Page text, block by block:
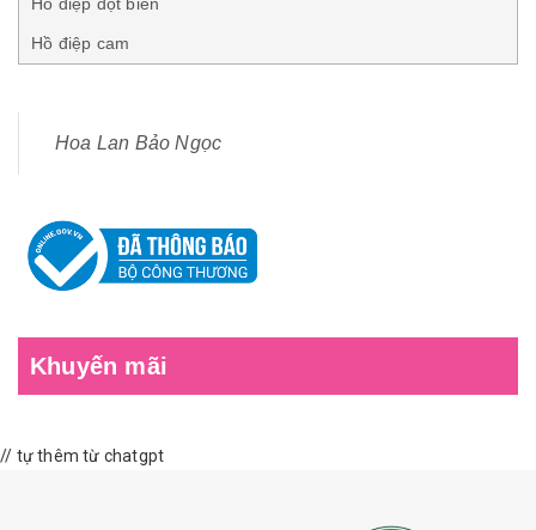
Hồ điệp đột biến
Hồ điệp cam
Hoa Lan Bảo Ngọc
Khuyến mãi
// tự thêm từ chatgpt